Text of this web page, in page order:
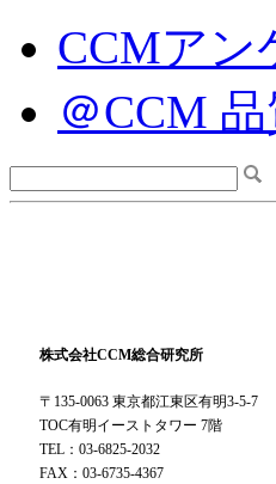
CCMアン
＠CCM
株式会社CCM総合研究所
〒135-0063 東京都江東区有明3-5-7
TOC有明イーストタワー 7階
TEL：03-6825-2032
FAX：03-6735-4367